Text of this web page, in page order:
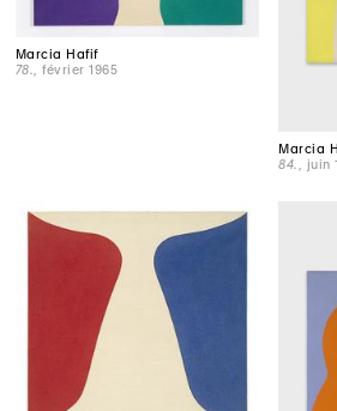
Marcia Hafif
78.
, février 1965
Marcia
84.
, juin